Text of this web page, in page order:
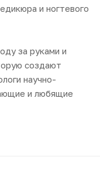
и ногтевого
за руками и
создают
научно-
и любящие